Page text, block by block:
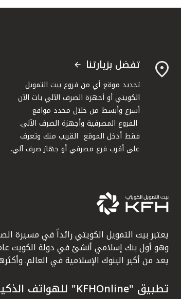
تفضل بزيارتنا
تحديد موقع أي من فروع بيت التمويل
الكويتي أو أجهزة الصرف الآلي بات الآن
أسرع وأبسط من خلال محدد مواقع
الفروع المصرفية وأجهزة الصرف الآلي.
فقط أدخل الموقع القريب منك وتعرف
على أقرب فرع مصرفي أو جهاز صرف آلي.
يعتبر بيت التمويل الكويتي رائداً في مسيرة
يعد من أكبر البنوك الإسلامية في العالم.
تطبيق "KFHOnline" للهواتف الذكية